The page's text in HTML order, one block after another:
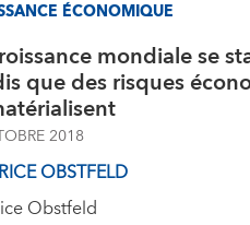
ÉCONOMIQUE
mondiale se
que des risques
2018
OBSTFELD
Obstfeld